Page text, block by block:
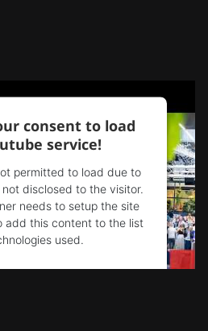
consent to load
service!
permitted to load due to
disclosed to the visitor.
needs to setup the site
add this content to the list
used.
Usercentrics Consent